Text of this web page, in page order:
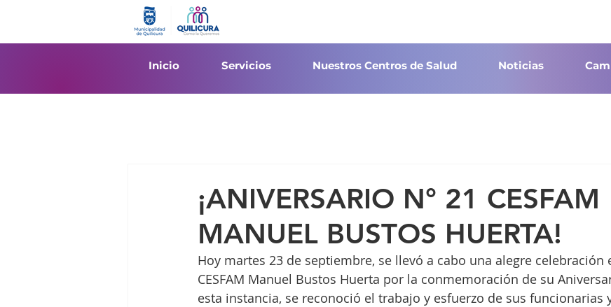
Inicio Servicios Nuestros Centros de Salud Noticias
¡ANIVERSARIO N° 21 CESFAM
MANUEL BUSTOS HUERTA!
Hoy martes 23 de septiembre, se llevó a cabo una alegre celebración
CESFAM Manuel Bustos Huerta por la conmemoración de su
esta instancia, se reconoció el trabajo y esfuerzo de sus funcionarias